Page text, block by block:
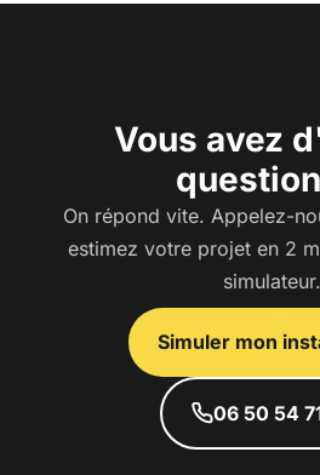
Vous avez
On répond vite. Appelez-
estimez votre projet en 2
simulateur.
Simuler mon
06 50 54